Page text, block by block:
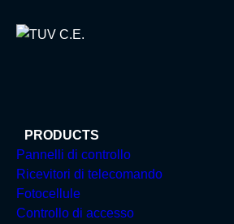
PRODUCTS
Pannelli di controllo
Ricevitori di telecomando
Fotocellule
Controllo di accesso